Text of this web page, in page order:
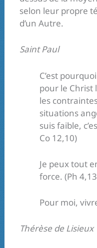
selon leur propre
d’un Autre.
Saint Paul
C’est
pour le Christ
les
situations
suis faible,
Co 12,10)
Je peux tout
force. (Ph
Pour moi,
Thérèse de Lisieux